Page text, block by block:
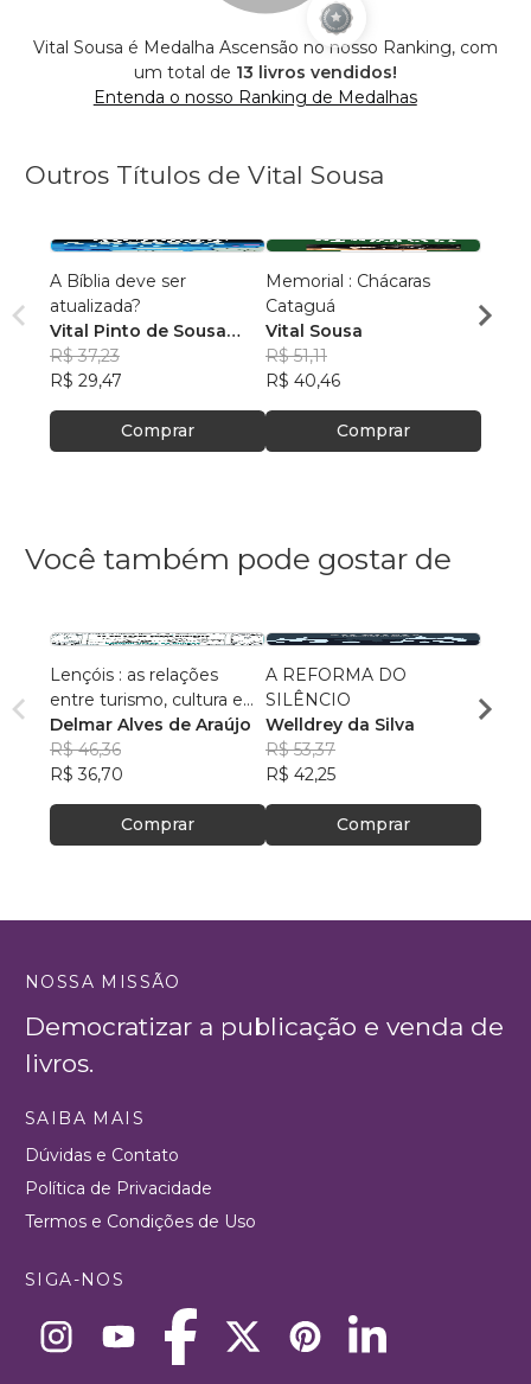
Vital Sousa é Medalha Ascensão no nosso Ranking, com
um total de 13 livros vendidos!
Entenda o nosso Ranking de Medalhas
Outros Títulos de Vital Sousa
A Bíblia deve ser
atualizada?
Vital Pinto de Sousa
Neto, +7
R$ 37,23
R$ 29,47
Comprar
Memorial : Chácaras
Cataguá
Vital Sousa
R$ 51,11
R$ 40,46
Comprar
Vital
R$
Você também pode gostar de
Lençóis : as relações
entre turismo, cultura e
ambiente
Delmar Alves de Araújo
R$ 46,36
R$ 36,70
Comprar
A REFORMA DO
SILÊNCIO
Welldrey da Silva
R$ 53,37
R$ 42,25
Comprar
NOSSA MISSÃO
Democratizar a publicação e venda de
livros.
SAIBA MAIS
Dúvidas e Contato
Política de Privacidade
Termos e Condições de Uso
SIGA-NOS